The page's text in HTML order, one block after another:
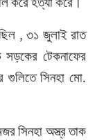
, ৩১ জুলাই রাত
সড়কের টেকনাফের
গুলিতে সিনহা মো.
সিনহা অস্ত্র তাক